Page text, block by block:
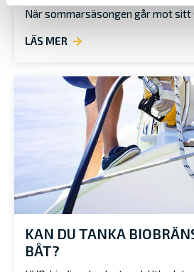
När sommarsäsongen går mot
LÄS MER
KAN DU TANKA
BÅT?